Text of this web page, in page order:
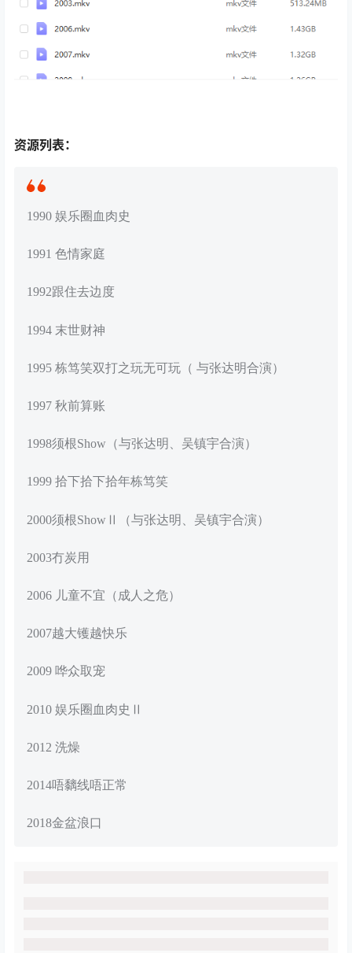
资源列表：
1990 娱乐圈血肉史
1991 色情家庭
1992跟住去边度
1994 末世财神
1995 栋笃笑双打之玩无可玩（ 与张达明合演）
1997 秋前算账
1998须根Show（与张达明、吴镇宇合演）
1999 拾下拾下拾年栋笃笑
2000须根ShowⅡ（与张达明、吴镇宇合演）
2003冇炭用
2006 儿童不宜（成人之危）
2007越大镬越快乐
2009 哗众取宠
2010 娱乐圈血肉史Ⅱ
2012 洗燥
2014唔黐线唔正常
2018金盆浪口